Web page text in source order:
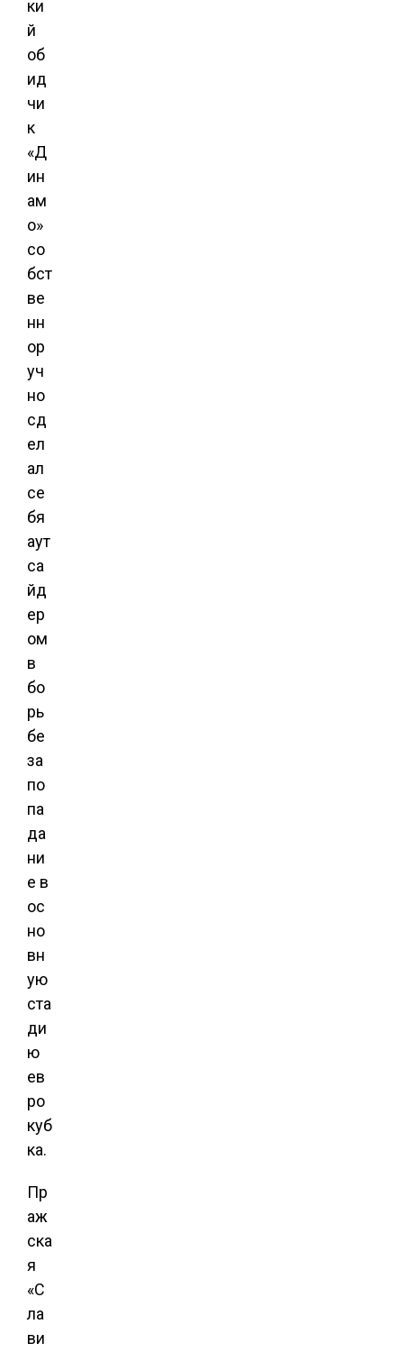
ки
й
об
ид
чи
к
«Д
ин
ам
о»
со
бст
ве
нн
ор
уч
но
сд
ел
ал
се
бя
аут
са
йд
ер
ом
в
бо
рь
бе
за
по
па
да
ни
е в
ос
но
вн
ую
ста
ди
ю
ев
ро
куб
ка.
Пр
аж
ска
я
«С
ла
ви